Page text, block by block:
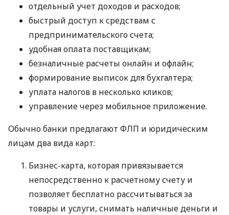
отдельный учет доходов и расходов;
быстрый доступ к средствам с
предпринимательского счета;
удобная оплата поставщикам;
безналичные расчеты онлайн и офлайн;
формирование выписок для бухгалтера;
уплата налогов в несколько кликов;
управление через мобильное приложение.
Обычно банки предлагают ФЛП и юридическим
лицам два вида карт:
Бизнес-карта, которая привязывается
непосредственно к расчетному счету и
позволяет бесплатно рассчитываться за
товары и услуги, снимать наличные деньги и